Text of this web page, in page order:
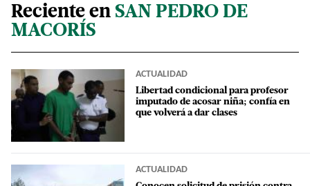
Reciente en SAN PEDRO DE
MACORÍS
ACTUALIDAD
Libertad condicional para profesor
imputado de acosar niña; confía en
que volverá a dar clases
ACTUALIDAD